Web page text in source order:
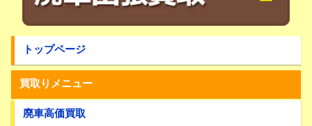
トップページ
買取りメニュー
廃車高価買取